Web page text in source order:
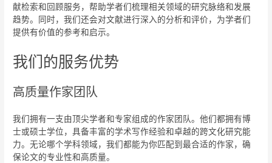
献检索和回顾服务，帮助学者们梳理相关领域的研究脉络和发展
趋势。同时，我们还会对文献进行深入的分析和评价，为学者们
提供有价值的参考和启示。
我们的服务优势
高质量作家团队
我们拥有一支由顶尖学者和专家组成的作家团队。他们都拥有博
士或硕士学位，具备丰富的学术写作经验和卓越的跨文化研究能
力。无论哪个学科领域，我们都能为你匹配到最合适的作家，确
保论文的专业性和高质量。